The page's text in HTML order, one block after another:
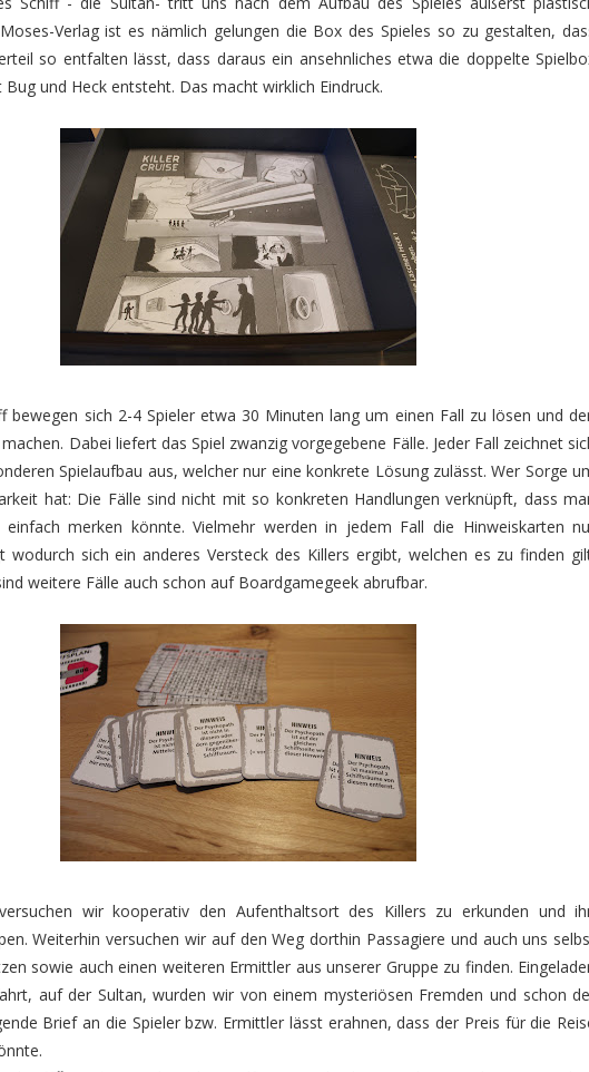
Verlag ist es nämlich gelungen die Box des Spieles so zu gestalten,
so entfalten lässt, dass daraus ein ansehnliches etwa die doppelte
und Heck entsteht. Das macht wirklich Eindruck.
bewegen sich 2-4 Spieler etwa 30 Minuten lang um einen Fall zu lösen und
Dabei liefert das Spiel zwanzig vorgegebene Fälle. Jeder Fall zeichnet
Spielaufbau aus, welcher nur eine konkrete Lösung zulässt. Wer Sorge
hat: Die Fälle sind nicht mit so konkreten Handlungen verknüpft, dass
merken könnte. Vielmehr werden in jedem Fall die Hinweiskarten
wodurch sich ein anderes Versteck des Killers ergibt, welchen es zu finden
weitere Fälle auch schon auf Boardgamegeek abrufbar.
wir kooperativ den Aufenthaltsort des Killers zu erkunden und
Weiterhin versuchen wir auf den Weg dorthin Passagiere und auch uns
sowie auch einen weiteren Ermittler aus unserer Gruppe zu finden.
auf der Sultan, wurden wir von einem mysteriösen Fremden und schon
Brief an die Spieler bzw. Ermittler lässt erahnen, dass der Preis für die